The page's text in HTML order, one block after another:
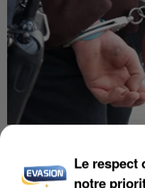
UN SECOND CADRE
INTERPELLÉ ENLe respect
notre